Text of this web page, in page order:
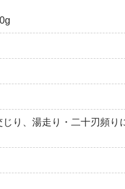
り、湯走り・二十刃頻